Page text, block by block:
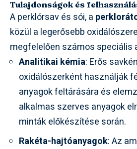
Tulajdonságok és
A perklórsav és sói, a
közül a legerősebb
megfelelően számos speciális
Analitikai kémia: Erős
oxidálószerként használják
anyagok feltárására és
alkalmas szerves anyagok
minták előkészítése során.
Rakéta-hajtóanyagok: Az